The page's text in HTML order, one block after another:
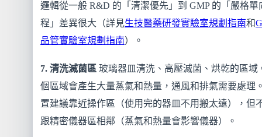
邏輯從一般 R&D 的「清潔優先」到 GMP 的「嚴格單
程」差異很大（詳見生技醫藥研發實驗室規劃指南和
品管實驗室規劃指南）。
7. 清洗滅菌區 玻璃器皿清洗、高壓滅菌、烘乾的區域
個區域會產生大量蒸氣和熱量，通風和排氣需要處理
置建議靠近操作區（使用完的器皿不用搬太遠），但
跟精密儀器區相鄰（蒸氣和熱量會影響儀器）。